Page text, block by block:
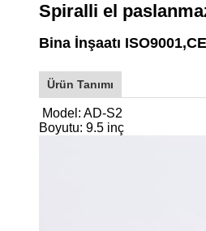
Spiralli el
Bina İnşaatı
Ürün Tanımı
Model: AD-S2
Boyutu: 9.5 inç